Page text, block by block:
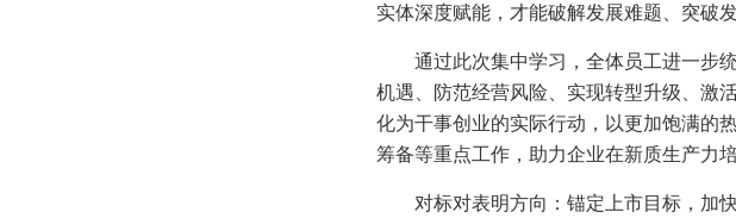
实体深度赋能，才能破解发展难题、突破
通过此次集中学习，全体员工进一步
机遇、防范经营风险、实现转型升级、激
化为干事创业的实际行动，以更加饱满的
筹备等重点工作，助力企业在新质生产力
对标对表明方向：锚定上市目标，加